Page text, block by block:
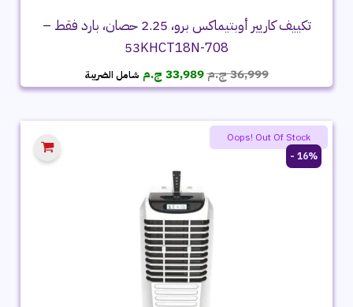
تكييف كاريير أوبتيماكس برو، 2.25 حصان، بارد فقط –
53KHCT18N-708
36,999ج.مالسعر
الأصلي
36,999 ج.م.
33,989 ج.م السعر
الحالي
33,989 ج.م.
شامل الضريبة
16% -
Oops! Out Of Stock
Summer product sale